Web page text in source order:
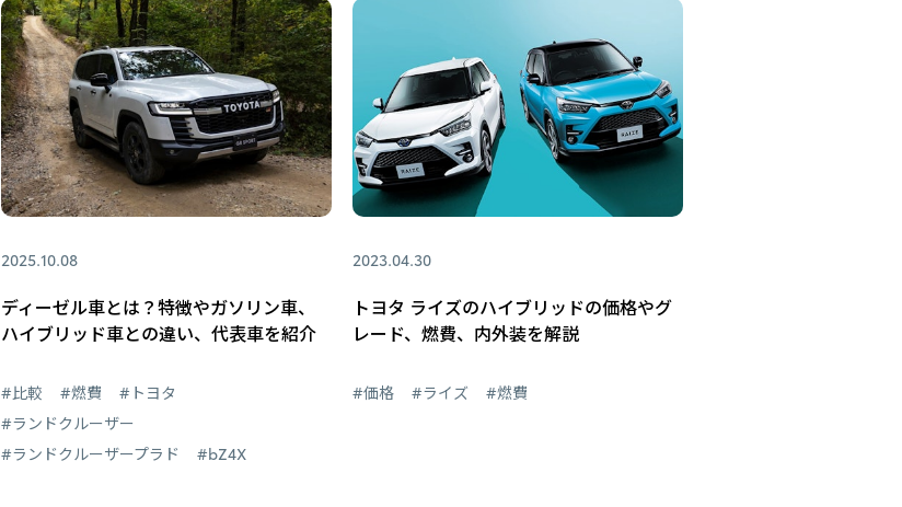
2025.10.08
ディーゼル車とは？特徴やガソリン車、
ハイブリッド車との違い、代表車を紹介
#比較 #燃費
#トヨタ
#ランドクルーザー
#ランドクルーザープラド
#bZ4X
2023.04.30
トヨタ ライズのハイブリッドの価格やグ
レード、燃費、内外装を解説
#価格 #ライズ #燃費